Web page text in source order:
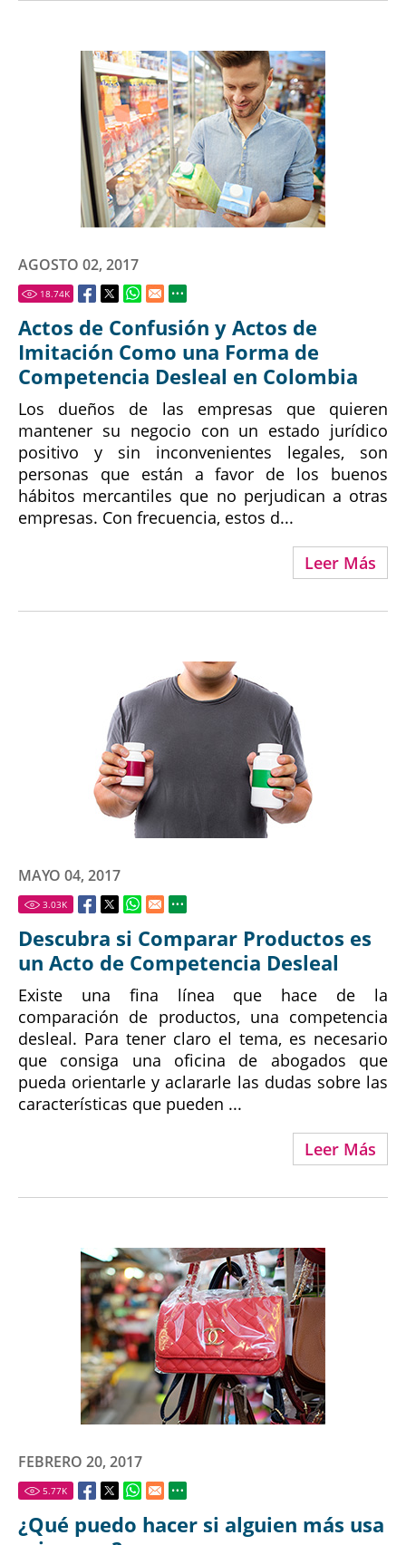
AGOSTO 02, 2017
18.74K
Actos de Confusión y Actos de
Imitación Como una Forma de
Competencia Desleal en Colombia
Los dueños de las empresas que quieren
mantener su negocio con un estado jurídico
positivo y sin inconvenientes legales, son
personas que están a favor de los buenos
hábitos mercantiles que no perjudican a otras
empresas. Con frecuencia, estos d...
Leer Más
MAYO 04, 2017
3.03K
Descubra si Comparar Productos es
un Acto de Competencia Desleal
Existe una fina línea que hace de la
comparación de productos, una competencia
desleal. Para tener claro el tema, es necesario
que consiga una oficina de abogados que
pueda orientarle y aclararle las dudas sobre las
características que pueden ...
Leer Más
FEBRERO 20, 2017
5.77K
¿Qué puedo hacer si alguien más usa